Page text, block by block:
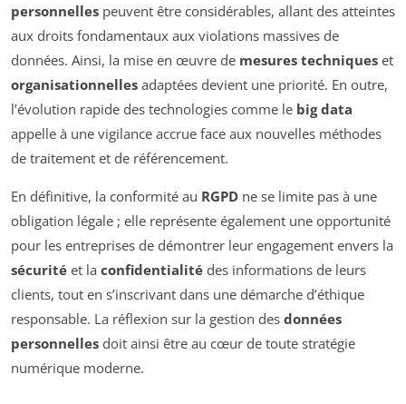
personnelles peuvent être considérables, allant des atteintes
aux droits fondamentaux aux violations massives de
données. Ainsi, la mise en œuvre de mesures techniques et
organisationnelles adaptées devient une priorité. En outre,
l’évolution rapide des technologies comme le big data
appelle à une vigilance accrue face aux nouvelles méthodes
de traitement et de référencement.
En définitive, la conformité au RGPD ne se limite pas à une
obligation légale ; elle représente également une opportunité
pour les entreprises de démontrer leur engagement envers la
sécurité et la confidentialité des informations de leurs
clients, tout en s’inscrivant dans une démarche d’éthique
responsable. La réflexion sur la gestion des données
personnelles doit ainsi être au cœur de toute stratégie
numérique moderne.